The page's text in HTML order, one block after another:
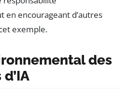
en encourageant d’autres
exemple.
des